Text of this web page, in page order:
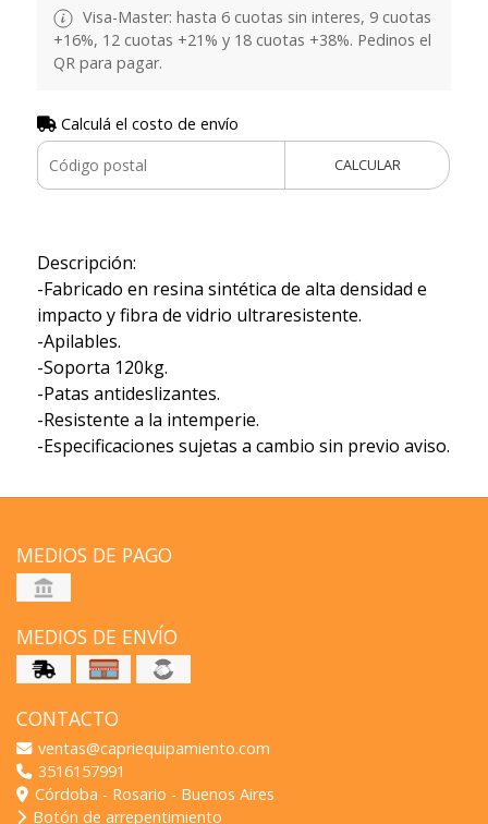
Visa-Master: hasta 6 cuotas sin interes, 9 cuotas
+16%, 12 cuotas +21% y 18 cuotas +38%. Pedinos el
QR para pagar.
Calculá el costo de envío
CALCULAR
Descripción:
-Fabricado en resina sintética de alta densidad e
impacto y fibra de vidrio ultraresistente.
-Apilables.
-Soporta 120kg.
-Patas antideslizantes.
-Resistente a la intemperie.
-Especificaciones sujetas a cambio sin previo aviso.
MEDIOS DE PAGO
MEDIOS DE ENVÍO
CONTACTO
ventas@capriequipamiento.com
3516157991
Córdoba - Rosario - Buenos Aires
Botón de arrepentimiento